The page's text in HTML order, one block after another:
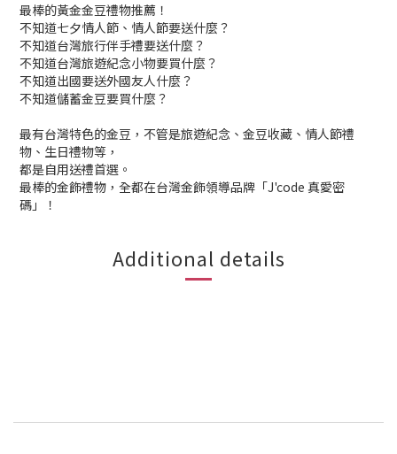
最棒的黃金金豆禮物推薦！
不知道七夕情人節、情人節要送什麼？
不知道台灣旅行伴手禮要送什麼？
不知道台灣旅遊紀念小物要買什麼？
不知道出國要送外國友人什麼？
不知道儲蓄金豆要買什麼？
最有台灣特色的金豆，不管是旅遊紀念、金豆收藏、情人節禮
物、生日禮物等，
都是自用送禮首選。
最棒的金飾禮物，全都在台灣金飾領導品牌「J'code 真愛密
碼」！
Additional details